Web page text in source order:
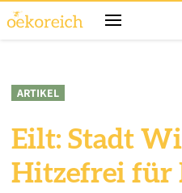
ARTIKEL
Eilt: Stadt
Hitzefrei für